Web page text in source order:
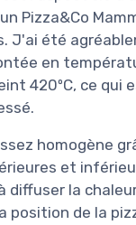
Pizza&Co
J'ai été
en
420ºC, ce qui
homogène
et
diffuser la
position de la